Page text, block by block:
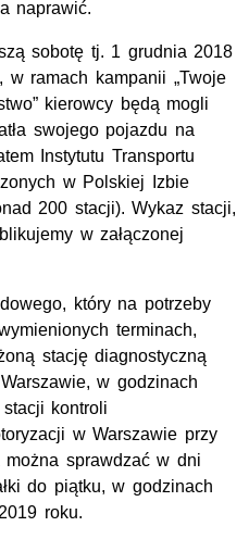
naprawić.
sobotę tj. 1 grudnia 2018
ramach kampanii „Twoje
kierowcy będą mogli
swojego pojazdu na
Instytutu Transportu
w Polskiej Izbie
200 stacji). Wykaz stacji,
w załączonej
który na potrzeby
terminach,
stację diagnostyczną
w godzinach
kontroli
w Warszawie przy
można sprawdzać w dni
do piątku, w godzinach
roku.